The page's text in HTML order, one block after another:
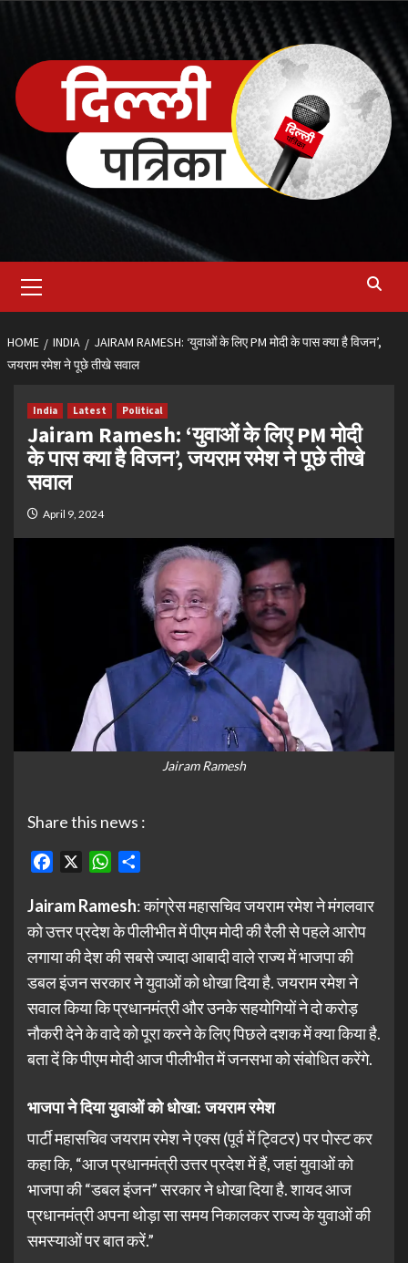
content
Menu
HOME INDIA
JAIRAM RAMESH: ‘युवाओं के लिए PM मोदी के पास क्या है विजन’,
जयराम रमेश ने पूछे तीखे सवाल
India Latest Political
Jairam Ramesh: ‘युवाओं के लिए PM मोदी
के पास क्या है विजन’, जयराम रमेश ने पूछे तीखे
सवाल
April 9, 2024
Jairam Ramesh
Share this news :
Facebook WhatsApp
Jairam Ramesh: कांग्रेस महासचिव जयराम रमेश ने मंगलवार
को उत्तर प्रदेश के पीलीभीत में पीएम मोदी की रैली से पहले आरोप
लगाया की देश की सबसे ज्यादा आबादी वाले राज्य में भाजपा की
डबल इंजन सरकार ने युवाओं को धोखा दिया है. जयराम रमेश ने
सवाल किया कि प्रधानमंत्री और उनके सहयोगियों ने दो करोड़
नौकरी देने के वादे को पूरा करने के लिए पिछले दशक में क्या किया है.
बता दें कि पीएम मोदी आज पीलीभीत में जनसभा को संबोधित करेंगे.
भाजपा ने दिया युवाओं को धोखा: जयराम रमेश
पार्टी महासचिव जयराम रमेश ने एक्स (पूर्व में ट्विटर) पर पोस्ट कर
कहा कि, “आज प्रधानमंत्री उत्तर प्रदेश में हैं, जहां युवाओं को
भाजपा की “डबल इंजन” सरकार ने धोखा दिया है. शायद आज
प्रधानमंत्री अपना थोड़ा सा समय निकालकर राज्य के युवाओं की
समस्याओं पर बात करें.”